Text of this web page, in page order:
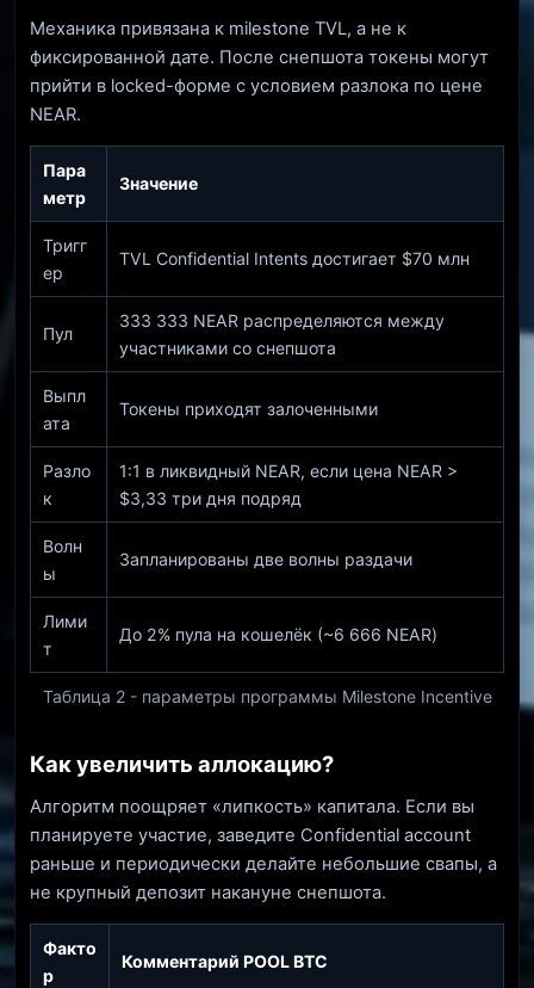
Механика привязана к milestone TVL, а не к
фиксированной дате. После снепшота токены могут
прийти в locked-форме с условием разлока по цене
NEAR.
Таблица 2 - параметры программы Milestone Incentive
Пара
метр
Значение
Тригг
ер
TVL Confidential Intents достигает $70 млн
Пул
333 333 NEAR распределяются между
участниками со снепшота
Выпл
ата
Токены приходят залоченными
Разло
к
1:1 в ликвидный NEAR, если цена NEAR >
$3,33 три дня подряд
Волн
ы
Запланированы две волны раздачи
Лими
т
До 2% пула на кошелёк (~6 666 NEAR)
Как увеличить аллокацию?
Алгоритм поощряет «липкость» капитала. Если вы
планируете участие, заведите Confidential account
раньше и периодически делайте небольшие свапы, а
не крупный депозит накануне снепшота.
Факто
р
Комментарий POOL BTC